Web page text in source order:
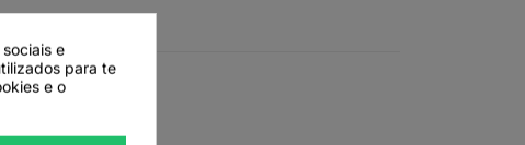
e
para te
e o